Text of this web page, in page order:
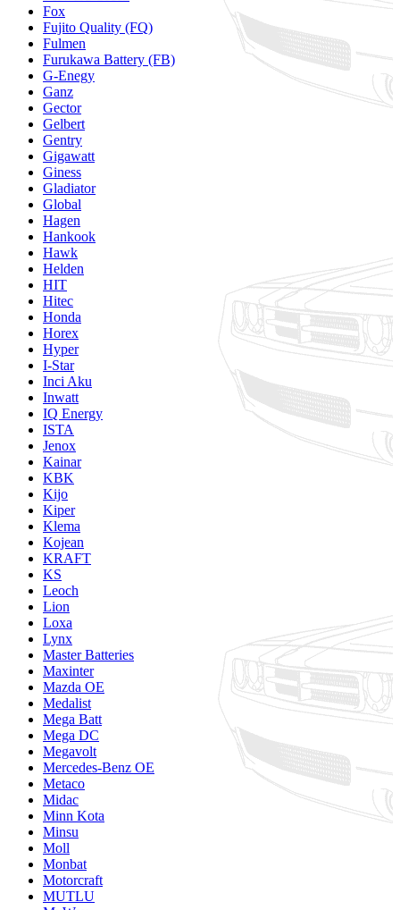
Fox
Fujito Quality (FQ)
Fulmen
Furukawa Battery (FB)
G-Enegy
Ganz
Gector
Gelbert
Gentry
Gigawatt
Giness
Gladiator
Global
Hagen
Hankook
Hawk
Helden
HIT
Hitec
Honda
Horex
Hyper
I-Star
Inci Aku
Inwatt
IQ Energy
ISTA
Jenox
Kainar
KBK
Kijo
Kiper
Klema
Kojean
KRAFT
KS
Leoch
Lion
Loxa
Lynx
Master Batteries
Maxinter
Mazda OE
Medalist
Mega Batt
Mega DC
Megavolt
Mercedes-Benz OE
Metaco
Midac
Minn Kota
Minsu
Moll
Monbat
Motorcraft
MUTLU